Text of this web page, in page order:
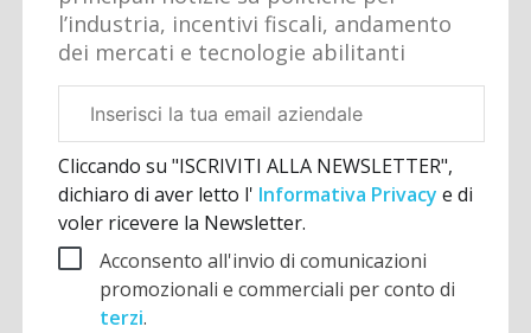
l’industria, incentivi fiscali, andamento
dei mercati e tecnologie abilitanti
aziendale
Cliccando su "ISCRIVITI ALLA NEWSLETTER",
dichiaro di aver letto l' Informativa Privacye di
voler ricevere la Newsletter.
Acconsento all'invio di comunicazioni
promozionali e commerciali per conto di
terzi.